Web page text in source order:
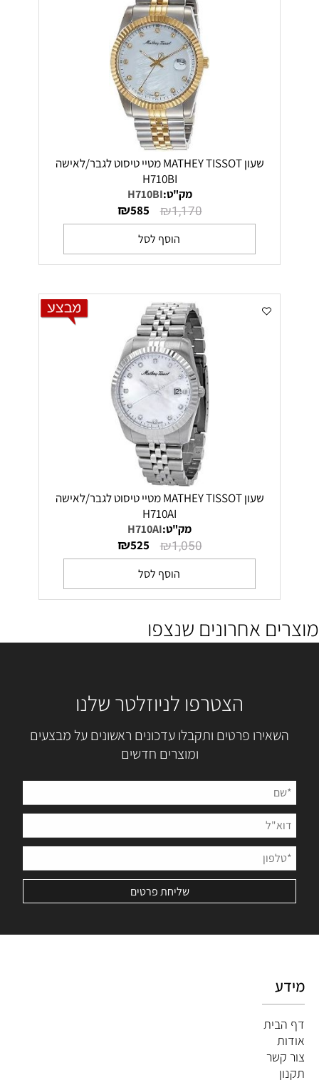
שעון MATHEY TISSOT מטיי טיסוט לגבר/לאישה
H710BI
מק"ט:H710BI
₪1,170
₪585
הוסף לסל
שעון MATHEY TISSOT מטיי טיסוט לגבר/לאישה
H710AI
מק"ט:H710AI
₪1,050
₪525
הוסף לסל
מוצרים אחרונים שנצפו
הצטרפו לניוזלטר שלנו
השאירו פרטים ותקבלו עדכונים ראשונים על מבצעים
ומוצרים חדשים
מידע
דף הבית
אודות
צור קשר
תקנון